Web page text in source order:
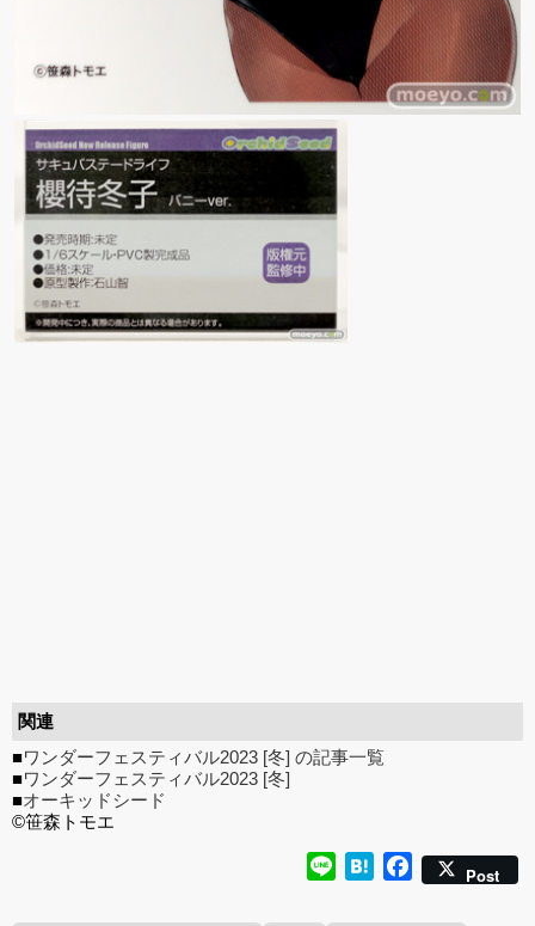
関連
■ワンダーフェスティバル2023 [冬] の記事一覧
■ワンダーフェスティバル2023 [冬]
■オーキッドシード
©笹森トモエ
Line HatenaFacebook
Post